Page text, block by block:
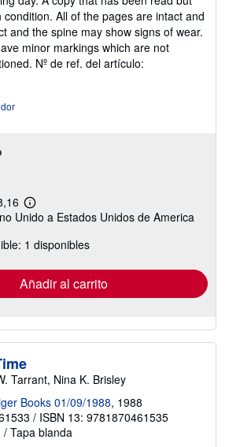
5
de
5
estrellas
condition. All of the pages are intact and
and the spine may show signs of wear.
minor markings which are not
Nº de ref. del artículo:
Más
información
las
tarifas
envío
Unido a Estados Unidos de America
1 disponibles
Añadir al carrito
Tarrant, Nina K. Brisley
Books 01/09/1988, 1988
/ ISBN 13: 9781870461535
/ Tapa blanda